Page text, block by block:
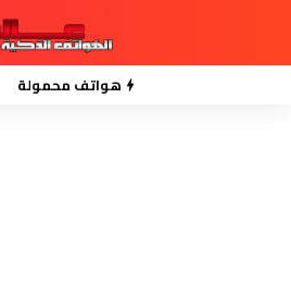
هواتف محمولة